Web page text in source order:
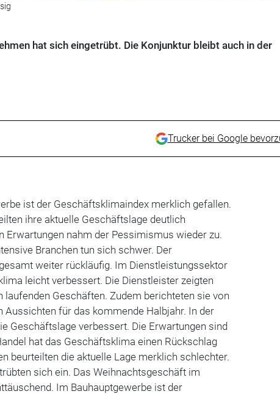
hat sich eingetrübt. Die Konjunktur bleibt auch in der
Trucker bei Google
ist der Geschäftsklimaindex merklich gefallen.
ihre aktuelle Geschäftslage deutlich
Erwartungen nahm der Pessimismus wieder zu.
Branchen tun sich schwer. Der
weiter rückläufig. Im Dienstleistungssektor
leicht verbessert. Die Dienstleister zeigten
laufenden Geschäften. Zudem berichteten sie von
Aussichten für das kommende Halbjahr. In der
Geschäftslage verbessert. Die Erwartungen sind
hat das Geschäftsklima einen Rückschlag
beurteilten die aktuelle Lage merklich schlechter.
sich ein. Das Weihnachtsgeschäft im
Im Bauhauptgewerbe ist der